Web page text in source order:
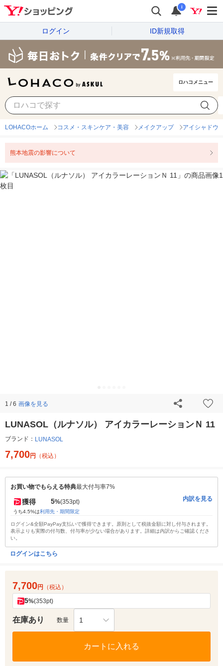
i
ログイン ID新規取得
ロハコメニュー
LOHACOホーム コスメ・スキンケア・美容 メイクアップ アイシャドウ
熊本地震の影響について
1 / 6 画像を見る
LUNASOL（ルナソル） アイカラーレーションＮ 11
ブランド： LUNASOL
7,700円 （税込）
お買い物でもらえる特典最大付与率7%
獲得 5%(353pt)
うち4.5%は利用先・期間限定
内訳を見る
ログイン&全額PayPay支払いで獲得できます。原則として税抜金額に対し付与されます。
表示よりも実際の付与数、付与率が少ない場合があります。詳細は内訳からご確認くださ
い。
ログインはこちら
7,700円 （税込）
5%(353pt)
在庫あり 数量 1
カートに入れる